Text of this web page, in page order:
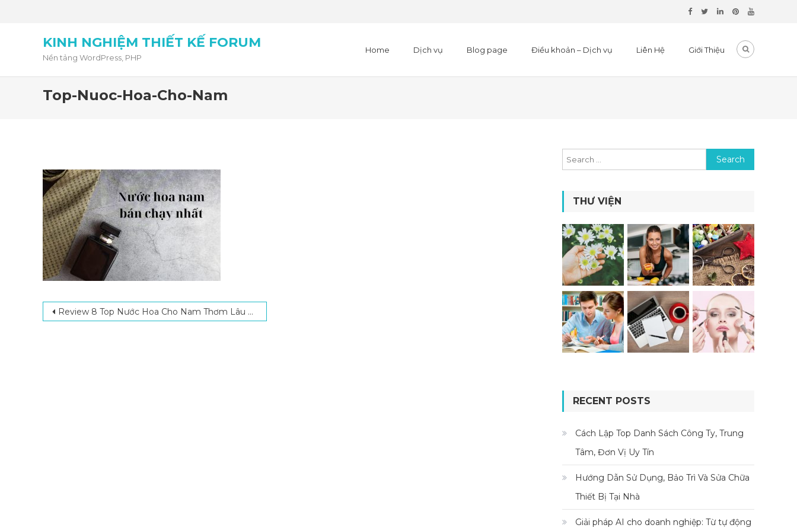
KINH NGHIỆM THIẾT KẾ FORUM
Nền tảng WordPress, PHP
Home Dịch vụ Blog page Điều khoản – Dịch vụ Liên Hệ Giới Thiệu
Top-Nuoc-Hoa-Cho-Nam
Post navigation
Review 8 Top Nước Hoa Cho Nam Thơm Lâu Được Ưa Chuộng Nhất Hiện Nay
Search for:
THƯ VIỆN
RECENT POSTS
Cách Lập Top Danh Sách Công Ty, Trung
Tâm, Đơn Vị Uy Tín
Hướng Dẫn Sử Dụng, Bảo Trì Và Sửa Chữa
Thiết Bị Tại Nhà
Giải pháp AI cho doanh nghiệp: Từ tự động